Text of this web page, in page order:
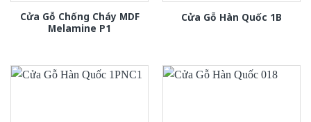
Cửa Gỗ Chống Cháy MDF
Melamine P1
Cửa Gỗ Hàn Quốc 1B